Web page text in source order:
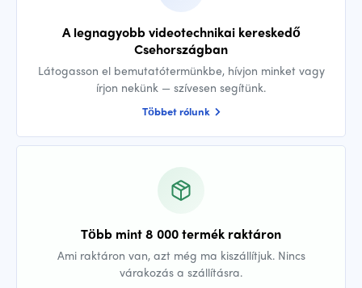
A legnagyobb videotechnikai kereskedő
Csehországban
Látogasson el bemutatótermünkbe, hívjon minket vagy
írjon nekünk — szívesen segítünk.
Többet rólunk
Több mint 8 000 termék raktáron
Ami raktáron van, azt még ma kiszállítjuk. Nincs
várakozás a szállításra.